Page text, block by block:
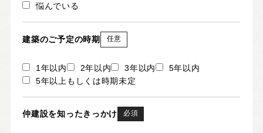
悩んでいる
建築のご予定の時期 任意
1年以内 2年以内 3年以内
5年以内
5年以上もしくは時期未定
仲建設を知ったきっかけ 必須